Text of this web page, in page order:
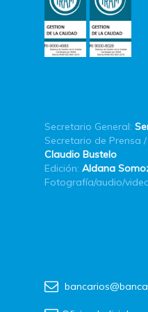
Secretario General:
Secretario de Prensa
Claudio Bustelo
Edición: Aldana
Fotografía/audio/